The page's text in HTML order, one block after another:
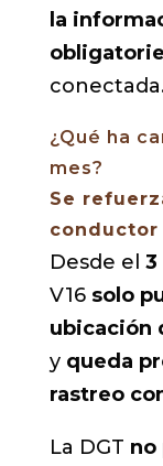
la
¿Qué ha
mes?
Se
conductor
Desde el 3
V16 solo
ubicación
y queda
rastreo
La DGT no